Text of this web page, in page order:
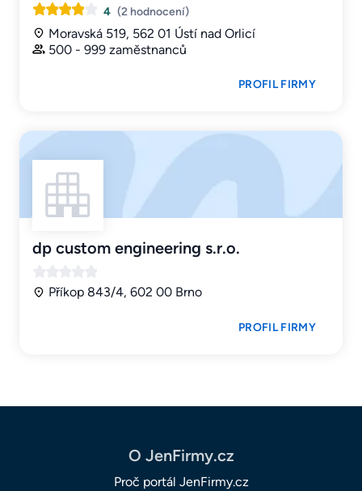
4 (2 hodnocení)
Moravská 519, 562 01 Ústí nad Orlicí
500 - 999 zaměstnanců
PROFIL FIRMY
dp custom engineering s.r.o.
Příkop 843/4, 602 00 Brno
PROFIL FIRMY
O JenFirmy.cz
Proč portál JenFirmy.cz